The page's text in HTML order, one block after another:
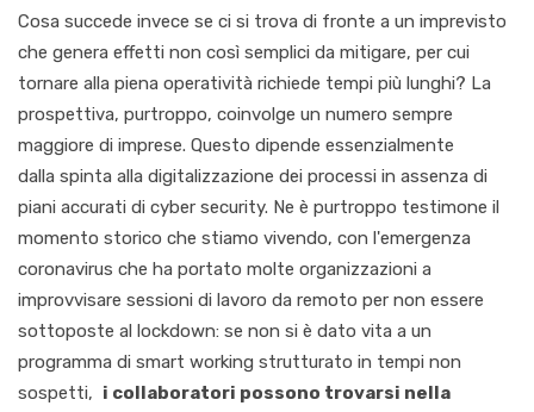
Cosa succede invece se ci si trova di fronte a un imprevisto
che genera effetti non così semplici da mitigare, per cui
tornare alla piena operatività richiede tempi più lunghi? La
prospettiva, purtroppo, coinvolge un numero sempre
maggiore di imprese. Questo dipende essenzialmente
dalla spinta alla digitalizzazione dei processi in assenza di
piani accurati di cyber security. Ne è purtroppo testimone il
momento storico che stiamo vivendo, con l'emergenza
coronavirus che ha portato molte organizzazioni a
improvvisare sessioni di lavoro da remoto per non essere
sottoposte al lockdown: se non si è dato vita a un
programma di smart working strutturato in tempi non
sospetti, i collaboratori possono trovarsi nella